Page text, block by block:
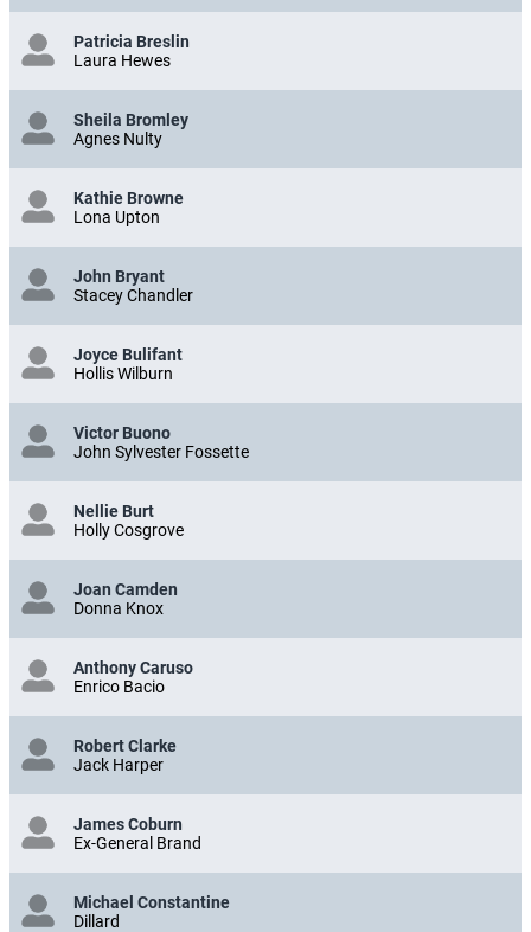
Patricia Breslin
Laura Hewes
Sheila Bromley
Agnes Nulty
Kathie Browne
Lona Upton
John Bryant
Stacey Chandler
Joyce Bulifant
Hollis Wilburn
Victor Buono
John Sylvester Fossette
Nellie Burt
Holly Cosgrove
Joan Camden
Donna Knox
Anthony Caruso
Enrico Bacio
Robert Clarke
Jack Harper
James Coburn
Ex-General Brand
Michael Constantine
Dillard